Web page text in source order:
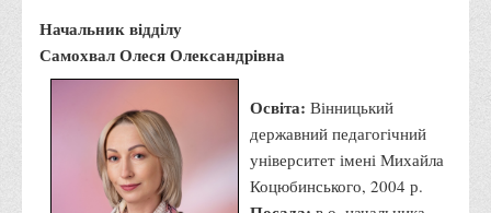
Економіки, менеджменту та права
Кафедри
Товарознавства, експертизи та торговельного
підприємництва
Туризму та готельно-ресторанної справи
Начальник відділу
Самохвал Олеся Олександрівна
Освіта: Вінницький
державний педагогічний
університет імені Михайла
Коцюбинського, 2004 р.